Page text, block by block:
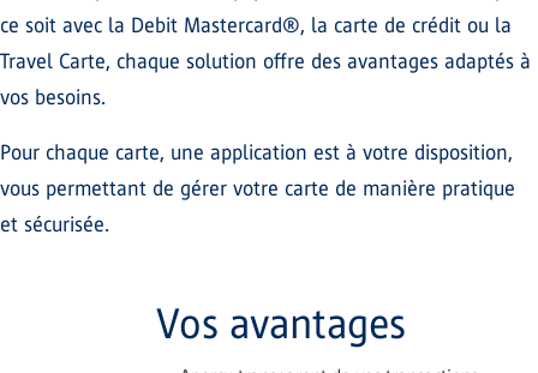
ce soit avec la Debit Mastercard®, la carte de crédit ou la
Travel Carte, chaque solution offre des avantages adaptés à
vos besoins.
Pour chaque carte, une application est à votre disposition,
vous permettant de gérer votre carte de manière pratique
et sécurisée.
Vos avantages